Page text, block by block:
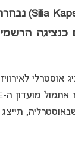
כנציגה